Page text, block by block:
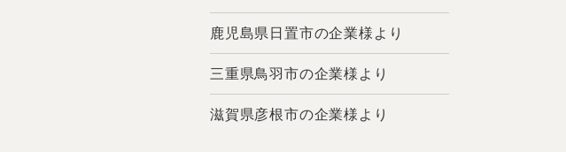
鹿児島県日置市の企業様より
三重県鳥羽市の企業様より
滋賀県彦根市の企業様より